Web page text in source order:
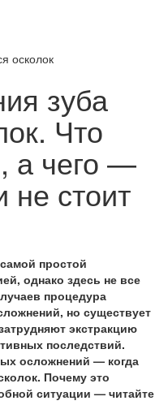
осколок
зуба
Что
а чего —
не стоит
простой
однако здесь не все
процедура
но существует
экстракцию
последствий.
осложнений — когда
Почему это
ситуации — читайте